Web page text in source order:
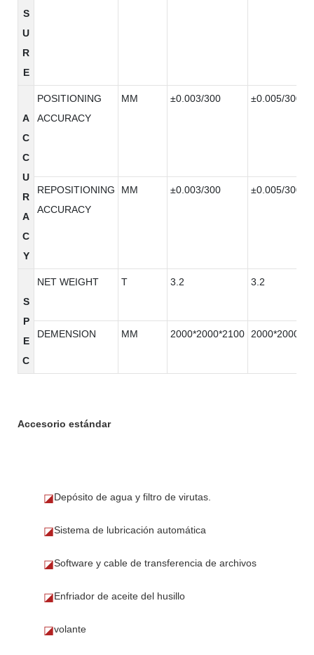
S
U
R
E
A
C
C
U
R
A
C
Y
POSITIONING
ACCURACY
MM ±0.003/300 ±0.005/300
REPOSITIONING
ACCURACY
MM ±0.003/300 ±0.005/300
S
P
E
C
NET WEIGHT T 3.2 3.2
DEMENSION MM 2000*2000*2100
Accesorio estándar
◪Depósito de agua y filtro de virutas.
◪Sistema de lubricación automática
◪Software y cable de transferencia de archivos
◪Enfriador de aceite del husillo
◪volante